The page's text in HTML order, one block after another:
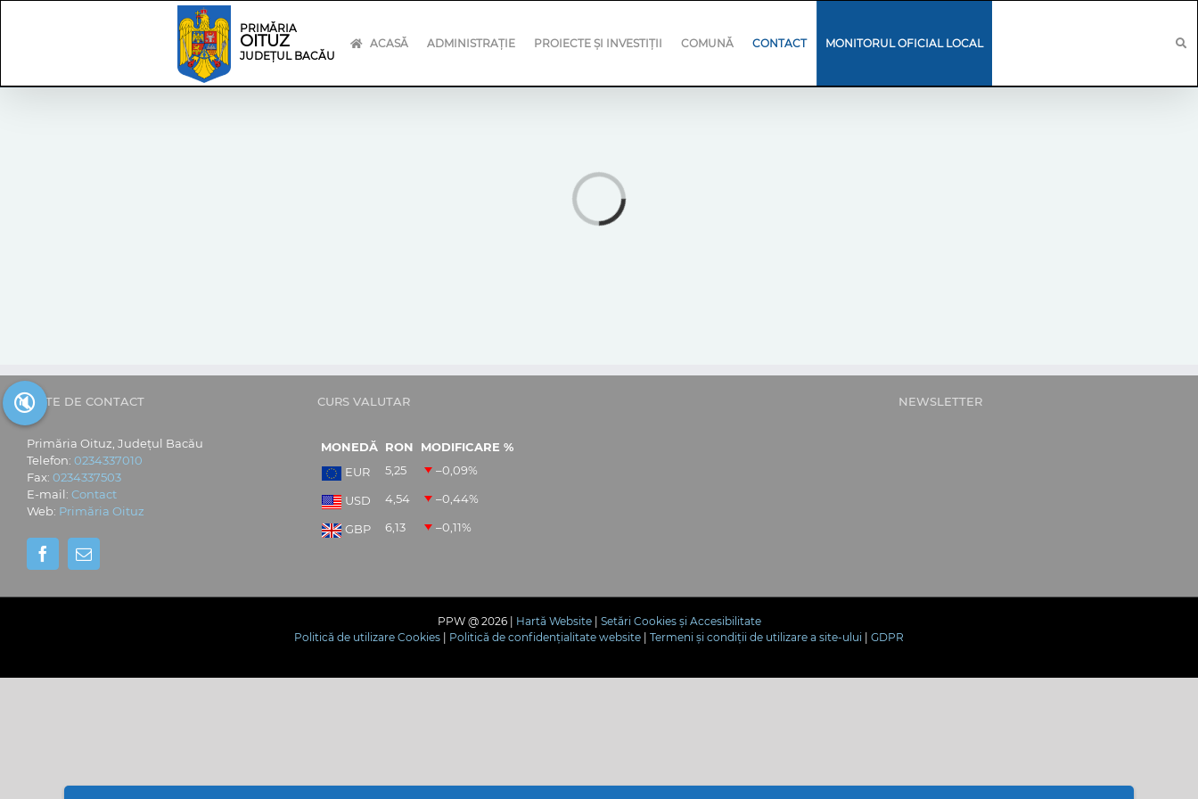
PRIMĂRIA
OITUZ
JUDEȚUL BACĂU
ACASĂ ADMINISTRAȚIE PROIECTE ȘI INVESTIȚII COMUNĂ CONTACT MONITORUL OFICIAL LOCAL
Loading...
DATE DE CONTACT
Primăria Oituz, Județul Bacău
Telefon: 0234337010
Fax: 0234337503
E-mail: Contact
Web: Primăria Oituz
CURS VALUTAR
MONEDĂ RON
MODIFICARE %
EUR
5,25 –0,09%
USD 4,54 –0,44%
GBP 6,13 –0,11%
NEWSLETTER
PPW @ 2026 | Hartă Website| Setări Cookies și Accesibilitate
Politică de utilizare Cookies
Politică de confidențialitate website Termeni și condiții de utilizare a site-ului GDPR
🔇